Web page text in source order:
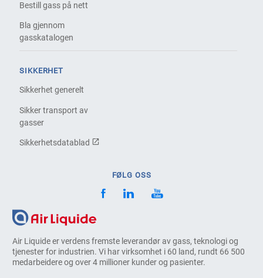
Air Liquide er verdens fremste leverandør av gass, teknologi og
tjenester for industrien. Vi har virksomhet i 60 land, rundt 66 500
medarbeidere og over 4 millioner kunder og pasienter.
Bestill gass på nett
Bla gjennom
gasskatalogen
SIKKERHET
Sikkerhet generelt
Sikker transport av
gasser
Sikkerhetsdatablad
FØLG OSS